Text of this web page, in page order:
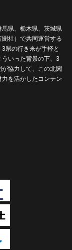
県、栃木県、茨城県
社）で共同運営する
県の行き来が手軽と
いった背景の下、3
協力して、この北関
を活かしたコンテン